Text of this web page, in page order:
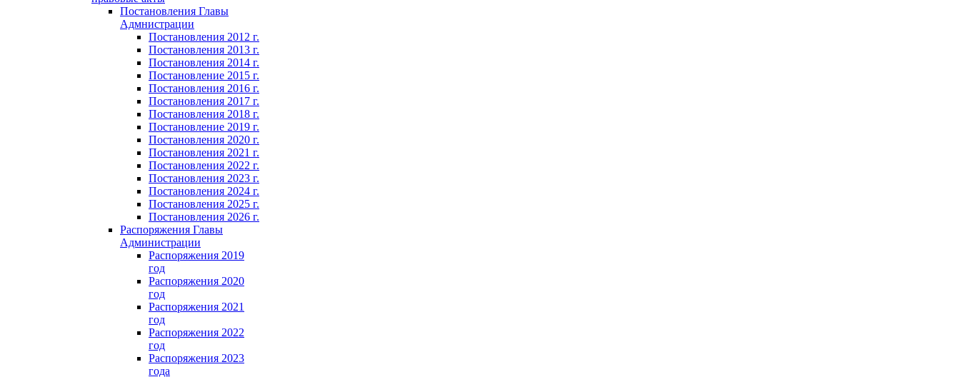
Постановления Главы
Адмнистрации
Постановления 2012 г.
Постановления 2013 г.
Постановления 2014 г.
Постановление 2015 г.
Постановления 2016 г.
Постановления 2017 г.
Постановления 2018 г.
Постановление 2019 г.
Постановления 2020 г.
Постановления 2021 г.
Постановления 2022 г.
Постановления 2023 г.
Постановления 2024 г.
Постановления 2025 г.
Постановления 2026 г.
Распоряжения Главы
Администрации
Распоряжения 2019
год
Распоряжения 2020
год
Распоряжения 2021
год
Распоряжения 2022
год
Распоряжения 2023
года